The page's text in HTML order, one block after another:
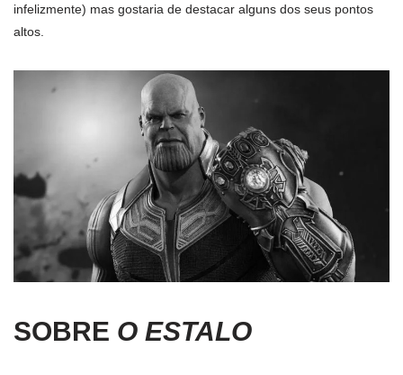
infelizmente) mas gostaria de destacar alguns dos seus pontos
altos.
SOBRE O ESTALO